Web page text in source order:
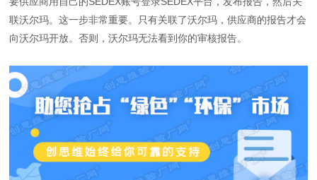
联沃尔玛。这一步非常重要。只有关联了沃尔玛，供应商的报告才会
向沃尔玛开放。否则，沃尔玛无法看到你的审核报告。